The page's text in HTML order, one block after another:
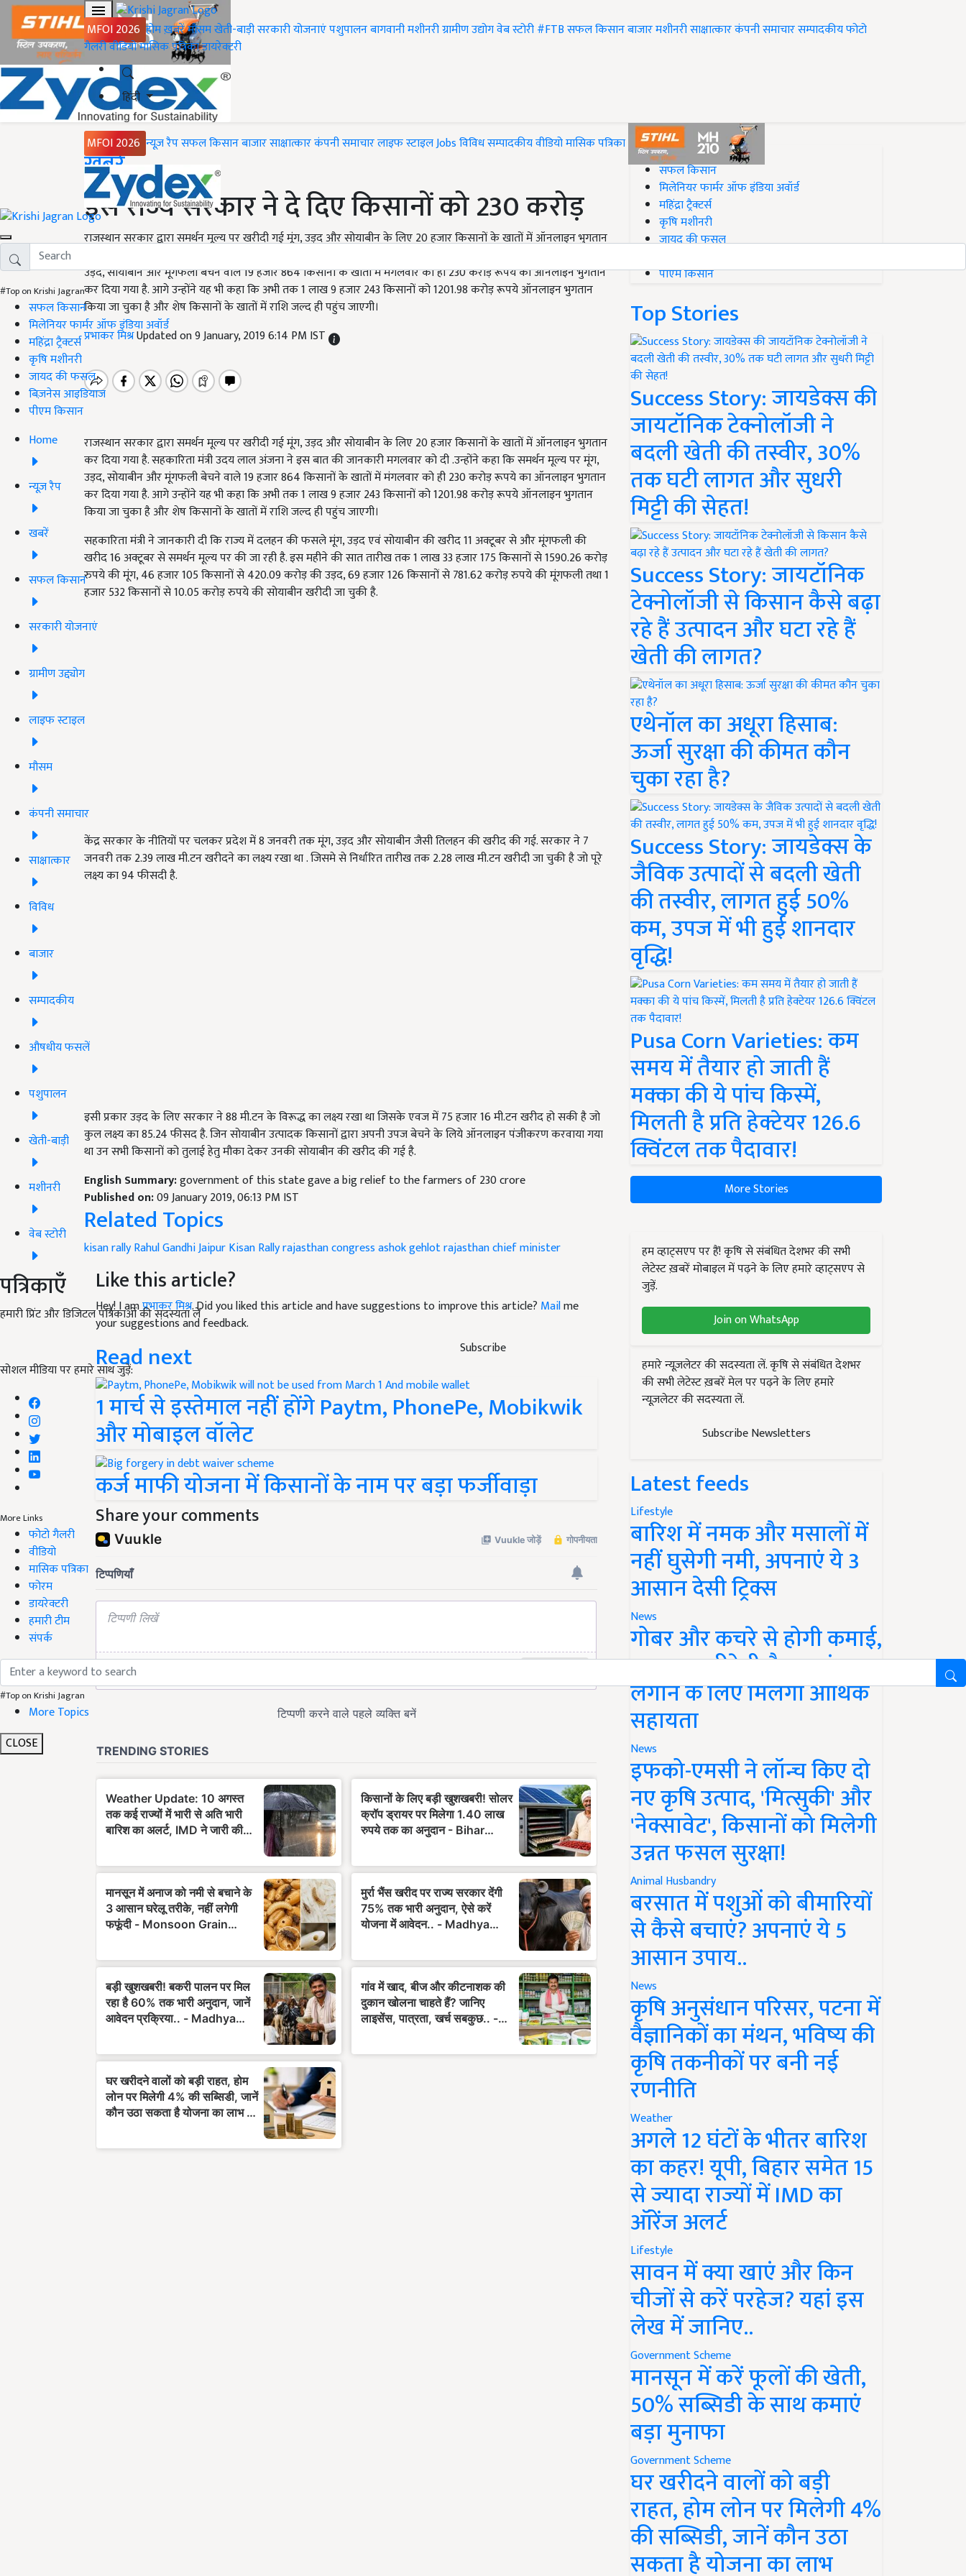
MFOI 2026 होमख़बरेंमौसमखेती-बाड़ीसरकारी योजनाएंपशुपालनबागवानीमशीनरीग्रामीण उद्योगवेब स्टोरी#FTBसफल किसानबाजारमशीनरीसाक्षात्कारकंपनी समाचारसम्पादकीयफोटो
गैलरीवीडियोमासिक पत्रिकाडायरेक्टरी
हिंदी
MFOI 2026 न्यूज़ रैपसफल किसानबाजारसाक्षात्कारकंपनी समाचारलाइफ स्टाइलJobsविविधसम्पादकीयवीडियोमासिक पत्रिका
#Top on Krishi Jagran
सफल किसान
मिलेनियर फार्मर ऑफ इंडिया अवॉर्ड
महिंद्रा ट्रैक्टर्स
कृषि मशीनरी
जायद की फसल
बिज़नेस आइडियाज
पीएम किसान
Home
न्यूज़ रैप
खबरें
सफल किसान
सरकारी योजनाएं
ग्रामीण उद्द्योग
लाइफ स्टाइल
मौसम
कंपनी समाचार
साक्षात्कार
विविध
बाजार
सम्पादकीय
औषधीय फसलें
पशुपालन
खेती-बाड़ी
मशीनरी
वेब स्टोरी
पत्रिकाएँ
हमारी प्रिंट और डिजिटल पत्रिकाओं की सदस्यता लें
Subscribe
सोशल मीडिया पर हमारे साथ जुड़ें:
More Links
फोटो गैलरी
वीडियो
मासिक पत्रिका
फोरम
डायरेक्टरी
हमारी टीम
संपर्क
#Top on Krishi Jagran
More Topics
CLOSE
Home
ख़बरें
इस राज्य सरकार ने दे दिए किसानों को 230 करोड़
राजस्थान सरकार द्वारा समर्थन मूल्य पर खरीदी गई मूंग, उड़द और सोयाबीन के लिए 20 हजार किसानों के खातों में ऑनलाइन भुगतान
उड़द, सोयाबीन और मूंगफली बेचने वाले 19 हजार 864 किसानों के खातों में मंगलवार को ही 230 करोड़ रूपये का ऑनलाइन भुगतान
कर दिया गया है. आगे उन्होंने यह भी कहा कि अभी तक 1 लाख 9 हजार 243 किसानों को 1201.98 करोड़ रूपये ऑनलाइन भुगतान
किया जा चुका है और शेष किसानों के खातों में राशि जल्द ही पहुंच जाएगी।
प्रभाकर मिश्रUpdated on 9 January, 2019 6:14 PM IST
राजस्थान सरकार द्वारा समर्थन मूल्य पर खरीदी गई मूंग, उड़द और सोयाबीन के लिए 20 हजार किसानों के खातों में ऑनलाइन भुगतान
कर दिया गया है. सहकारिता मंत्री उदय लाल अंजना ने इस बात की जानकारी मगलवार को दी .उन्होंने कहा कि समर्थन मूल्य पर मूंग,
उड़द, सोयाबीन और मूंगफली बेचने वाले 19 हजार 864 किसानों के खातों में मंगलवार को ही 230 करोड़ रूपये का ऑनलाइन भुगतान
कर दिया गया है. आगे उन्होंने यह भी कहा कि अभी तक 1 लाख 9 हजार 243 किसानों को 1201.98 करोड़ रूपये ऑनलाइन भुगतान
किया जा चुका है और शेष किसानों के खातों में राशि जल्द ही पहुंच जाएगी।
सहकारिता मंत्री ने जानकारी दी कि राज्य में दलहन की फसले मूंग, उड़द एवं सोयाबीन की खरीद 11 अक्टूबर से और मूंगफली की
खरीद 16 अक्टूबर से समर्थन मूल्य पर की जा रही है. इस महीने की सात तारीख तक 1 लाख 33 हजार 175 किसानों से 1590.26 करोड़
रुपये की मूंग, 46 हजार 105 किसानों से 420.09 करोड़ की उड़द, 69 हजार 126 किसानों से 781.62 करोड़ रुपये की मूंगफली तथा 1
हजार 532 किसानों से 10.05 करोड़ रुपये की सोयाबीन खरीदी जा चुकी है.
केंद्र सरकार के नीतियों पर चलकर प्रदेश में 8 जनवरी तक मूंग, उड़द और सोयाबीन जैसी तिलहन की खरीद की गई. सरकार ने 7
जनवरी तक 2.39 लाख मी.टन खरीदने का लक्ष्य रखा था . जिसमे से निर्धारित तारीख तक 2.28 लाख मी.टन खरीदी जा चुकी है जो पूरे
लक्ष्य का 94 फीसदी है.
इसी प्रकार उड़द के लिए सरकार ने 88 मी.टन के विरूद्ध का लक्ष्य रखा था जिसके एवज में 75 हजार 16 मी.टन खरीद हो सकी है जो
कुल लक्ष्य का 85.24 फीसद है. जिन सोयाबीन उत्पादक किसानों द्वारा अपनी उपज बेचने के लिये ऑनलाइन पंजीकरण करवाया गया
था उन सभी किसानों को तुलाई हेतु मौका देकर उनकी सोयाबीन की खरीद की गई है.
English Summary:government of this state gave a big relief to the farmers of 230 crore
Published on:09 January 2019, 06:13 PM IST
Related Topics
kisan rallyRahul Gandhi Jaipur Kisan Rallyrajasthan congressashok gehlotrajasthan chief minister
Like this article?
Hey! I amप्रभाकर मिश्र. Did you liked this article and have suggestions to improve this article? Mailme
your suggestions and feedback.
Read next
1 मार्च से इस्तेमाल नहीं होंगे Paytm, PhonePe, Mobikwik
और मोबाइल वॉलेट
कर्ज माफी योजना में किसानों के नाम पर बड़ा फर्जीवाड़ा
Share your comments
#Top on Krishi Jagran
सफल किसान
मिलेनियर फार्मर ऑफ इंडिया अवॉर्ड
महिंद्रा ट्रैक्टर्स
कृषि मशीनरी
जायद की फसल
पीएम किसान
Top Stories
Success Story: जायडेक्स की
जायटॉनिक टेक्नोलॉजी ने
बदली खेती की तस्वीर, 30%
तक घटी लागत और सुधरी
मिट्टी की सेहत!
Success Story: जायटॉनिक
टेक्नोलॉजी से किसान कैसे बढ़ा
रहे हैं उत्पादन और घटा रहे हैं
खेती की लागत?
एथेनॉल का अधूरा हिसाब:
ऊर्जा सुरक्षा की कीमत कौन
चुका रहा है?
Success Story: जायडेक्स के
जैविक उत्पादों से बदली खेती
की तस्वीर, लागत हुई 50%
कम, उपज में भी हुई शानदार
वृद्धि!
Pusa Corn Varieties: कम
समय में तैयार हो जाती हैं
मक्का की ये पांच किस्में,
मिलती है प्रति हेक्टेयर 126.6
क्विंटल तक पैदावार!
More Stories
हम व्हाट्सएप पर हैं! कृषि से संबंधित देशभर की सभी
लेटेस्ट ख़बरें मोबाइल में पढ़ने के लिए हमारे व्हाट्सएप से
जुड़ें.
Join on WhatsApp
हमारे न्यूज़लेटर की सदस्यता लें. कृषि से संबंधित देशभर
की सभी लेटेस्ट ख़बरें मेल पर पढ़ने के लिए हमारे
न्यूज़लेटर की सदस्यता लें.
Subscribe Newsletters
Latest feeds
Lifestyle
बारिश में नमक और मसालों में
नहीं घुसेगी नमी, अपनाएं ये 3
आसान देसी ट्रिक्स
News
गोबर और कचरे से होगी कमाई,
सरकार खरीदेगी गैस, प्लांट
लगाने के लिए मिलेगी आर्थिक
सहायता
News
इफको-एमसी ने लॉन्च किए दो
नए कृषि उत्पाद, 'मित्सुकी' और
'नेक्सावेट', किसानों को मिलेगी
उन्नत फसल सुरक्षा!
Animal Husbandry
बरसात में पशुओं को बीमारियों
से कैसे बचाएं? अपनाएं ये 5
आसान उपाय..
News
कृषि अनुसंधान परिसर, पटना में
वैज्ञानिकों का मंथन, भविष्य की
कृषि तकनीकों पर बनी नई
रणनीति
Weather
अगले 12 घंटों के भीतर बारिश
का कहर! यूपी, बिहार समेत 15
से ज्यादा राज्यों में IMD का
ऑरेंज अलर्ट
Lifestyle
सावन में क्या खाएं और किन
चीजों से करें परहेज? यहां इस
लेख में जानिए..
Government Scheme
मानसून में करें फूलों की खेती,
50% सब्सिडी के साथ कमाएं
बड़ा मुनाफा
Government Scheme
घर खरीदने वालों को बड़ी
राहत, होम लोन पर मिलेगी 4%
की सब्सिडी, जानें कौन उठा
सकता है योजना का लाभ